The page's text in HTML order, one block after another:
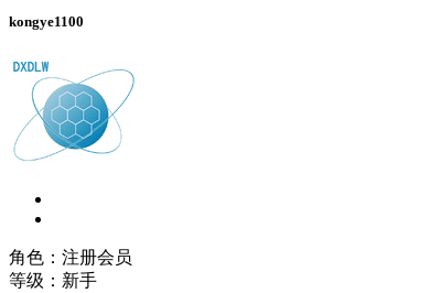
kongye1100
角色：注册会员
等级：新手